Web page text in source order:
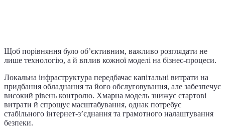
Щоб порівняння було об’єктивним, важливо розглядати не
лише технологію, а й вплив кожної моделі на бізнес-процеси.
Локальна інфраструктура передбачає капітальні витрати на
придбання обладнання та його обслуговування, але забезпечує
високий рівень контролю. Хмарна модель знижує стартові
витрати й спрощує масштабування, однак потребує
стабільного інтернет-з’єднання та грамотного налаштування
безпеки.